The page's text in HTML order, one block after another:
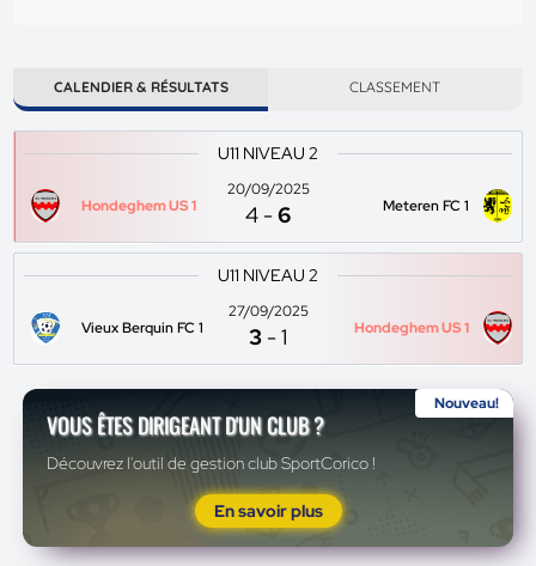
CALENDIER & RÉSULTATS CLASSEMENT
U11 NIVEAU 2
Hondeghem US 1
20/09/2025
4 -6 Meteren FC 1
U11 NIVEAU 2
Vieux Berquin FC 1
27/09/2025
3 -1 Hondeghem US 1
Nouveau!
VOUS ÊTES DIRIGEANT D'UN CLUB ?
Découvrez l'outil de gestion club SportCorico !
En savoir plus